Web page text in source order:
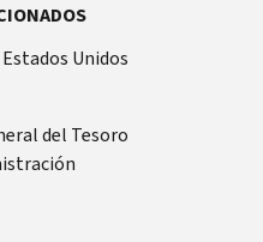
Unidos
del Tesoro